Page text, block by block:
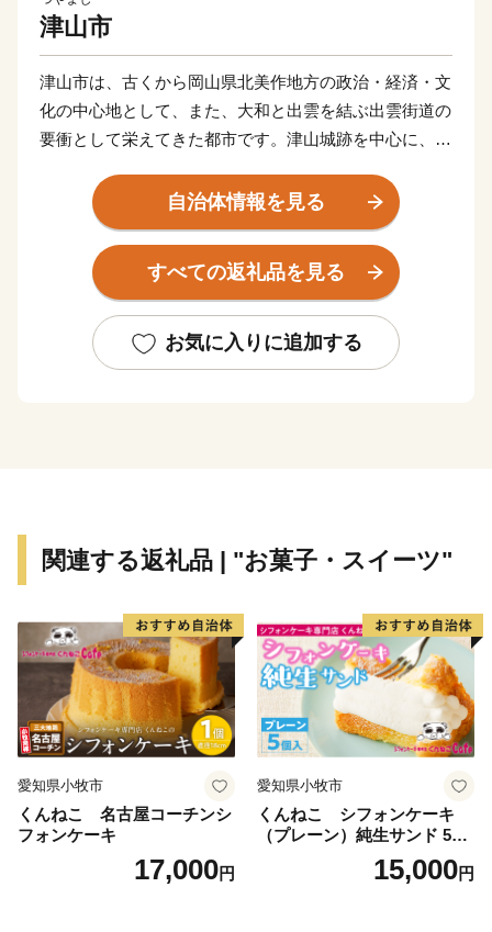
津山市
津山市は、古くから岡山県北美作地方の政治・経済・文
化の中心地として、また、大和と出雲を結ぶ出雲街道の
要衝として栄えてきた都市です。津山城跡を中心に、白
な風景を醸し出しています。また、津山ホルモンうどん
など受け継がれてきた牛肉食文化やディーゼル全盛期の
鼓動を感じる鉄道遺産、勇壮な滝と清流に恵まれた大自
然など今注目を集めています。
自治体情報を見る
すべての返礼品を見る
お気に入りに追加する
関連する返礼品 | "お菓子・スイーツ"
愛知県小牧市
くんねこ 名古屋コーチンシ
フォンケーキ
17,000円
愛知県小牧市
くんねこ シフォンケーキ
（プレーン）純生サンド 5個
15,000円